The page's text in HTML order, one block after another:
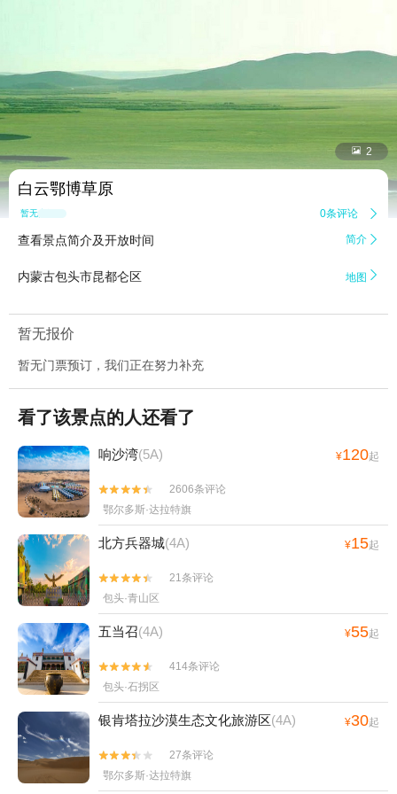
 2
白云鄂博草原
暂无点评 0条评论 
查看景点简介及开放时间 简介 
内蒙古包头市昆都仑区 地图 
暂无报价
暂无门票预订，我们正在努力补充
看了该景点的人还看了
响沙湾(5A) ¥120起


2606条评论
鄂尔多斯·达拉特旗
北方兵器城(4A) ¥15起


21条评论
包头·青山区
五当召(4A) ¥55起


414条评论
包头·石拐区
银肯塔拉沙漠生态文化旅游区(4A) ¥30起


27条评论
鄂尔多斯·达拉特旗